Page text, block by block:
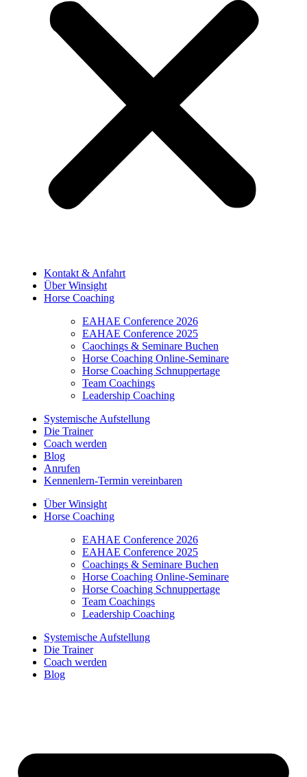
Kontakt & Anfahrt
Über Winsight
Horse Coaching
EAHAE Conference 2026
EAHAE Conference 2025
Caochings & Seminare Buchen
Horse Coaching Online-Seminare
Horse Coaching Schnuppertage
Team Coachings
Leadership Coaching
Systemische Aufstellung
Die Trainer
Coach werden
Blog
Anrufen
Kennenlern-Termin vereinbaren
Über Winsight
Horse Coaching
EAHAE Conference 2026
EAHAE Conference 2025
Coachings & Seminare Buchen
Horse Coaching Online-Seminare
Horse Coaching Schnuppertage
Team Coachings
Leadership Coaching
Systemische Aufstellung
Die Trainer
Coach werden
Blog